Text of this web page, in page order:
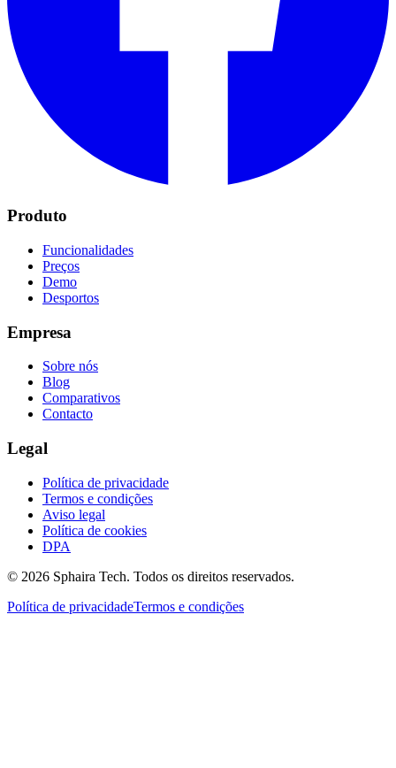
Produto
Funcionalidades
Preços
Demo
Desportos
Empresa
Sobre nós
Blog
Comparativos
Contacto
Legal
Política de privacidade
Termos e condições
Aviso legal
Política de cookies
DPA
© 2026 Sphaira Tech. Todos os direitos reservados.
Política de privacidadeTermos e condições